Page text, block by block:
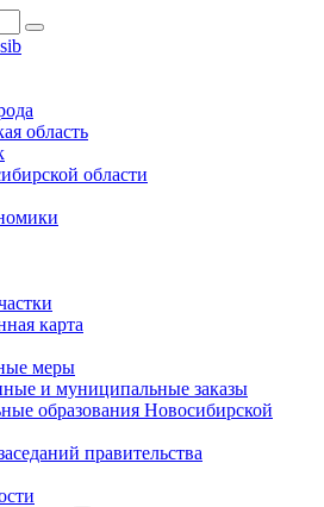
область
области
карта
меры
и муниципальные заказы
образования Новосибирской
правительства